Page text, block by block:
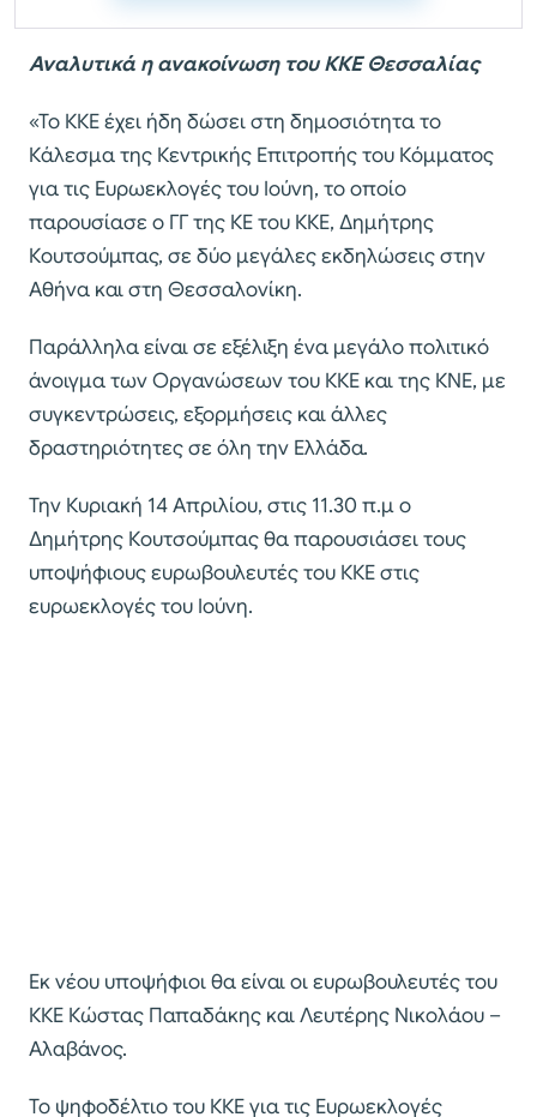
Αναλυτικά η ανακοίνωση του ΚΚΕ Θεσσαλίας
«Το ΚΚΕ έχει ήδη δώσει στη δημοσιότητα το
Κάλεσμα της Κεντρικής Επιτροπής του Κόμματος
για τις Ευρωεκλογές του Ιούνη, το οποίο
παρουσίασε ο ΓΓ της ΚΕ του ΚΚΕ, Δημήτρης
Κουτσούμπας, σε δύο μεγάλες εκδηλώσεις στην
Αθήνα και στη Θεσσαλονίκη.
Παράλληλα είναι σε εξέλιξη ένα μεγάλο πολιτικό
άνοιγμα των Οργανώσεων του ΚΚΕ και της ΚΝΕ, με
συγκεντρώσεις, εξορμήσεις και άλλες
δραστηριότητες σε όλη την Ελλάδα.
Την Κυριακή 14 Απριλίου, στις 11.30 π.μ ο
Δημήτρης Κουτσούμπας θα παρουσιάσει τους
υποψήφιους ευρωβουλευτές του ΚΚΕ στις
ευρωεκλογές του Ιούνη.
Εκ νέου υποψήφιοι θα είναι οι ευρωβουλευτές του
ΚΚΕ Κώστας Παπαδάκης και Λευτέρης Νικολάου –
Αλαβάνος.
Το ψηφοδέλτιο του ΚΚΕ για τις Ευρωεκλογές